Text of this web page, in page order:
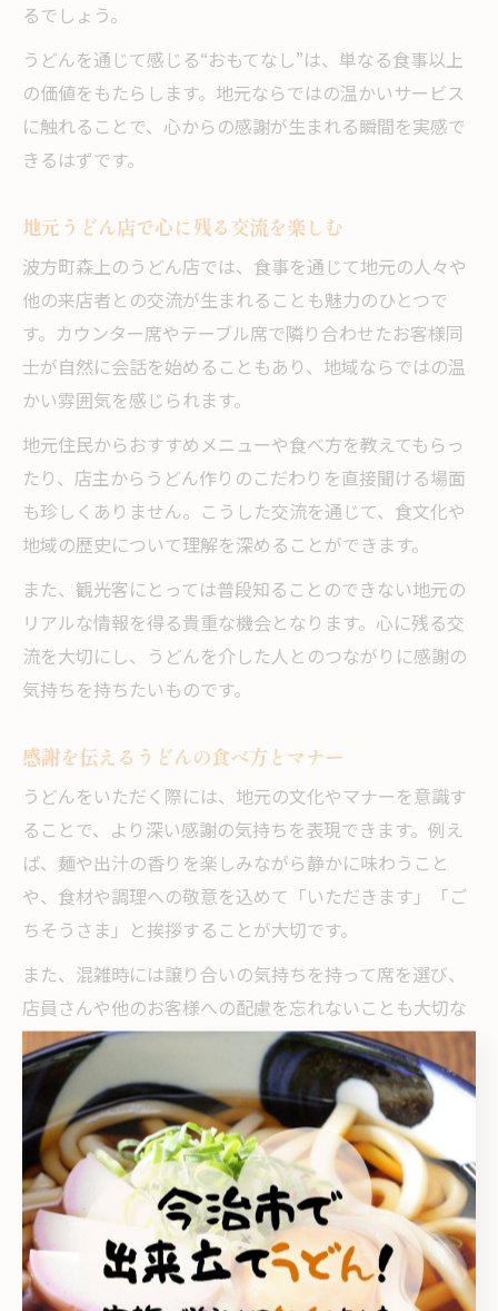
るでしょう。
うどんを通じて感じる“おもてなし”は、単なる食事以上
の価値をもたらします。地元ならではの温かいサービス
に触れることで、心からの感謝が生まれる瞬間を実感で
きるはずです。
地元うどん店で心に残る交流を楽しむ
波方町森上のうどん店では、食事を通じて地元の人々や
他の来店者との交流が生まれることも魅力のひとつで
す。カウンター席やテーブル席で隣り合わせたお客様同
士が自然に会話を始めることもあり、地域ならではの温
かい雰囲気を感じられます。
地元住民からおすすめメニューや食べ方を教えてもらっ
たり、店主からうどん作りのこだわりを直接聞ける場面
も珍しくありません。こうした交流を通じて、食文化や
地域の歴史について理解を深めることができます。
また、観光客にとっては普段知ることのできない地元の
リアルな情報を得る貴重な機会となります。心に残る交
流を大切にし、うどんを介した人とのつながりに感謝の
気持ちを持ちたいものです。
感謝を伝えるうどんの食べ方とマナー
うどんをいただく際には、地元の文化やマナーを意識す
ることで、より深い感謝の気持ちを表現できます。例え
ば、麺や出汁の香りを楽しみながら静かに味わうこと
や、食材や調理への敬意を込めて「いただきます」「ご
ちそうさま」と挨拶することが大切です。
また、混雑時には譲り合いの気持ちを持って席を選び、
店員さんや他のお客様への配慮を忘れないことも大切な
マナーです。写真撮影や長時間の滞在を控えることで、
他の方への迷惑を防ぐことができます。
こうした心遣いが、地域の人々やうどん文化への感謝と
して伝わります。森上のうどん店で食事をする際は、ぜ
ひ思いやりのある行動を心がけてみてください。
波方町森上ならではの特別なうどん時